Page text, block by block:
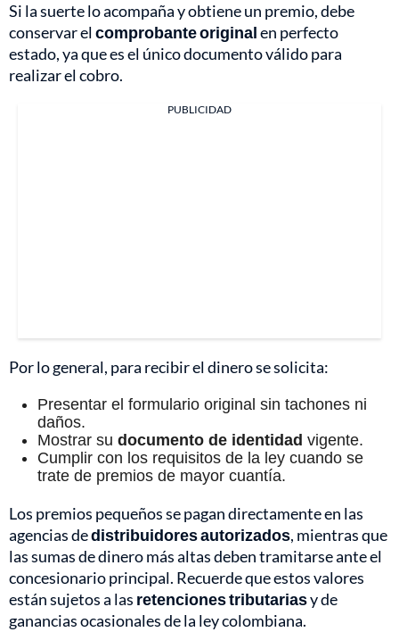
Si la suerte lo acompaña y obtiene un premio, debe
conservar elcomprobante originalen perfecto
estado, ya que es el único documento válido para
realizar el cobro.
PUBLICIDAD
Por lo general, para recibir el dinero se solicita:
Presentar el formulario original sin tachones ni
daños.
Mostrar su documento de identidad vigente.
Cumplir con los requisitos de la ley cuando se
trate de premios de mayor cuantía.
Los premios pequeños se pagan directamente en las
agencias dedistribuidores autorizados, mientras que
las sumas de dinero más altas deben tramitarse ante el
concesionario principal. Recuerde que estos valores
están sujetos a las retenciones tributariasy de
ganancias ocasionales de la ley colombiana.